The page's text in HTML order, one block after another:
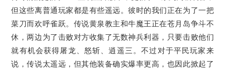
但这些离普通玩家都是有些遥远。彼时的我们正在为了一把
菜刀而欢呼雀跃。传说黄泉教主和牛魔王正在苍月岛争斗不
休，两边为了击败对方收集了无数神兵利器，只要击败他们
就有机会获得屠龙、怒斩、逍遥三。不过对于平民玩家来
说，传说太遥远，但其他装备确实爆率更高，也因此掀起了